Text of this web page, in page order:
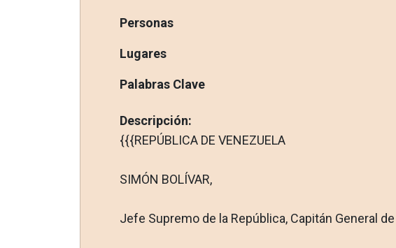
Personas
Lugares
Palabras Clave
Descripción:
{{{REPÚBLICA DE VENEZUELA
SIMÓN BOLÍVAR,
Jefe Supremo de la República, Capitán General